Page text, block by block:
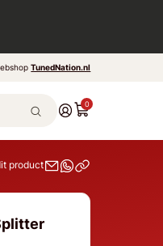
TunedNation.nl
0
product